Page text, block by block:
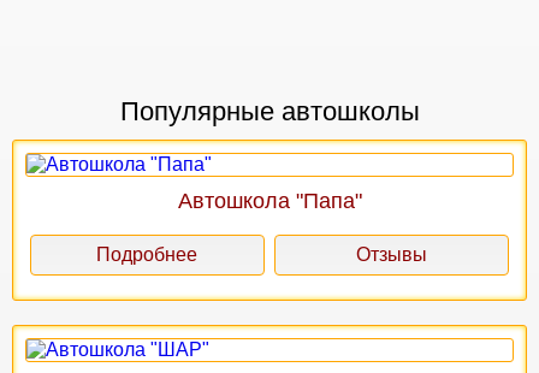
Популярные автошколы
Автошкола "Папа"
Подробнее Отзывы